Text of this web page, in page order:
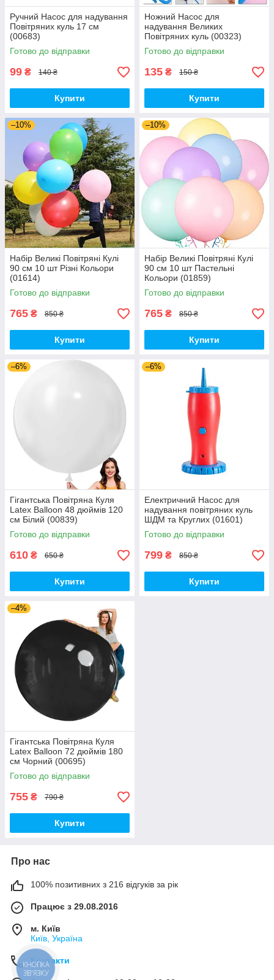
Ручний Насос для надування
Повітряних куль 17 см
(00683)
Готово до відправки
99 ₴ 140 ₴
Купити
Ножний Насос для
надування Великих
Повітряних куль (00323)
Готово до відправки
135 ₴ 150 ₴
Купити
–10%
Набір Великі Повітряні Кулі
90 см 10 шт Різні Кольори
(01614)
Готово до відправки
765 ₴ 850 ₴
Купити
–10%
Набір Великі Повітряні Кулі
90 см 10 шт Пастельні
Кольори (01859)
Готово до відправки
765 ₴ 850 ₴
Купити
–6%
Гігантська Повітряна Куля
Latex Balloon 48 дюймів 120
см Білий (00839)
Готово до відправки
610 ₴ 650 ₴
Купити
–6%
Електричний Насос для
надування повітряних куль
ШДМ та Круглих (01601)
Готово до відправки
799 ₴ 850 ₴
Купити
–4%
Гігантська Повітряна Куля
Latex Balloon 72 дюймів 180
см Чорний (00695)
Готово до відправки
755 ₴ 790 ₴
Купити
Про нас
100% позитивних з 216 відгуків за рік
Працює з 29.08.2016
м. Київ
Київ, Україна
Контакти
КНОПКА
ЗВ'ЯЗКУ